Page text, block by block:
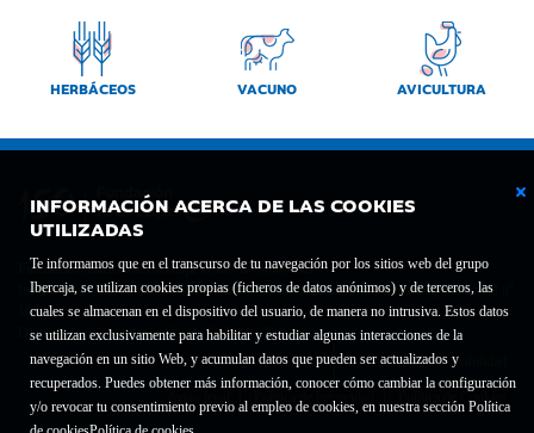
INFORMACIÓN ACERCA DE LAS COOKIES
UTILIZADAS
Te informamos que en el transcurso de tu navegación por los sitios web del grupo
Ibercaja, se utilizan cookies propias (ficheros de datos anónimos) y de terceros, las
cuales se almacenan en el dispositivo del usuario, de manera no intrusiva. Estos datos
se utilizan exclusivamente para habilitar y estudiar algunas interacciones de la
navegación en un sitio Web, y acumulan datos que pueden ser actualizados y
recuperados. Puedes obtener más información, conocer cómo cambiar la configuración
y/o revocar tu consentimiento previo al empleo de cookies, en nuestra sección Política
HERBÁCEOS VACUNO AVICULTURA
Fundación Bancaria Ibercaja C.I.F. G-50000652.
Inscrita en el Registro de Fundaciones del Mº de Educación, Cultura y Deporte con el nº
1689.
Domicilio social: Joaquín Costa, 13. 50001 Zaragoza.
Contacto
Declaración de accesibilidad
Aviso legal Política de privacidad Política de Cookies